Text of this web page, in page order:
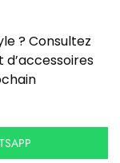
? Consultez